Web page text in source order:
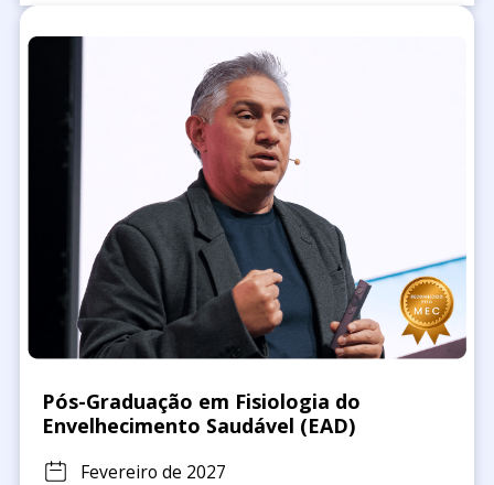
Pós-Graduação em Fisiologia do
Envelhecimento Saudável (EAD)
Fevereiro de 2027